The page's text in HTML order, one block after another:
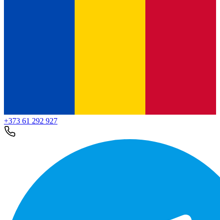
+373 61 292 927